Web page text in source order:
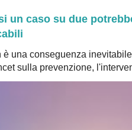
un caso su due
è una conseguenza
sulla prevenzione,